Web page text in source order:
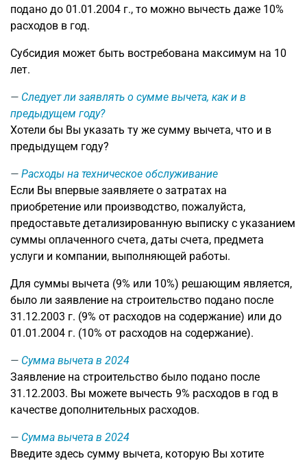
подано до 01.01.2004 г., то можно вычесть даже 10%
расходов в год.
Субсидия может быть востребована максимум на 10
лет.
Следует ли заявлять о сумме вычета, как и в
предыдущем году?
Хотели бы Вы указать ту же сумму вычета, что и в
предыдущем году?
Расходы на техническое обслуживание
Если Вы впервые заявляете о затратах на
приобретение или производство, пожалуйста,
предоставьте детализированную выписку с указанием
суммы оплаченного счета, даты счета, предмета
услуги и компании, выполняющей работы.
Для суммы вычета (9% или 10%) решающим является,
было ли заявление на строительство подано после
31.12.2003 г. (9% от расходов на содержание) или до
01.01.2004 г. (10% от расходов на содержание).
Сумма вычета в 2024
Заявление на строительство было подано после
31.12.2003. Вы можете вычесть 9% расходов в год в
качестве дополнительных расходов.
Сумма вычета в 2024
Введите здесь сумму вычета, которую Вы хотите